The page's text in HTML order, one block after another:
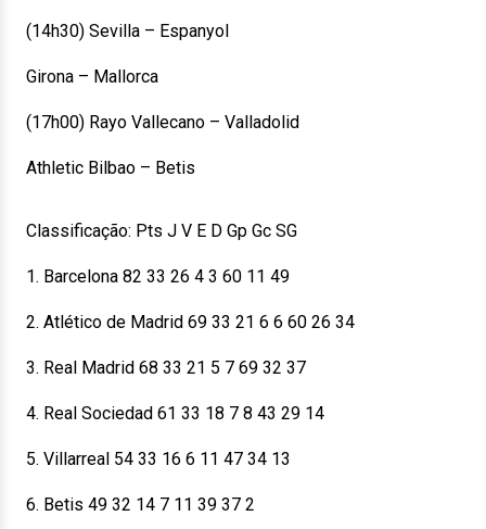
(14h30) Sevilla – Espanyol
Girona – Mallorca
(17h00) Rayo Vallecano – Valladolid
Athletic Bilbao – Betis
Classificação: Pts J V E D Gp Gc SG
1. Barcelona 82 33 26 4 3 60 11 49
2. Atlético de Madrid 69 33 21 6 6 60 26 34
3. Real Madrid 68 33 21 5 7 69 32 37
4. Real Sociedad 61 33 18 7 8 43 29 14
5. Villarreal 54 33 16 6 11 47 34 13
6. Betis 49 32 14 7 11 39 37 2